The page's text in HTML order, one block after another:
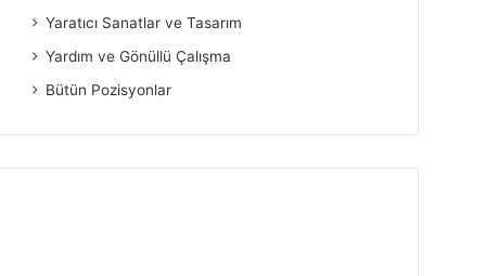
Yaratıcı Sanatlar ve Tasarım
Yardım ve Gönüllü Çalışma
Bütün Pozisyonlar